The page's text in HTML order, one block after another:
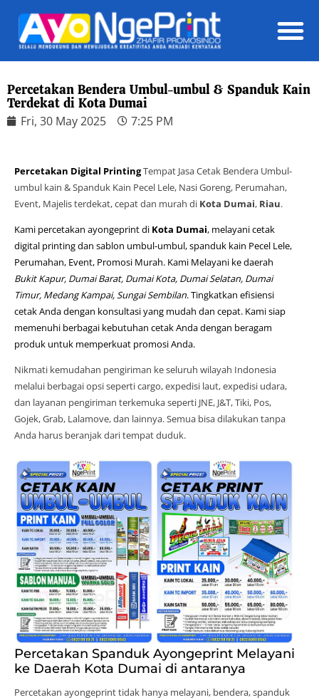
Percetakan Bendera Umbul-umbul & Spanduk Kain
Terdekat di Kota Dumai
Fri, 30 May 2025 7:25 PM
Percetakan Digital PrintingTempat Jasa Cetak Bendera Umbul-
umbul kain & Spanduk Kain Pecel Lele, Nasi Goreng, Perumahan,
Event, Majelis terdekat, cepat dan murah di Kota Dumai, Riau.
Kami percetakan ayongeprint di Kota Dumai, melayani cetak
digital printing dan sablon umbul-umbul, spanduk kain Pecel Lele,
Perumahan, Event, Promosi Murah. Kami Melayani ke daerah
Bukit Kapur, Dumai Barat, Dumai Kota, Dumai Selatan, Dumai
Timur, Medang Kampai, Sungai Sembilan. Tingkatkan efisiensi
cetak Anda dengan konsultasi yang mudah dan cepat. Kami siap
memenuhi berbagai kebutuhan cetak Anda dengan beragam
produk untuk memperkuat promosi Anda.
Nikmati kemudahan pengiriman ke seluruh wilayah Indonesia
melalui berbagai opsi seperti cargo, expedisi laut, expedisi udara,
dan layanan pengiriman terkemuka seperti JNE, J&T, Tiki, Pos,
Gojek, Grab, Lalamove, dan lainnya. Semua bisa dilakukan tanpa
Anda harus beranjak dari tempat duduk.
Percetakan Spanduk Ayongeprint Melayani
ke Daerah Kota Dumai di antaranya
Percetakan ayongeprint tidak hanya melayani, bendera, spanduk